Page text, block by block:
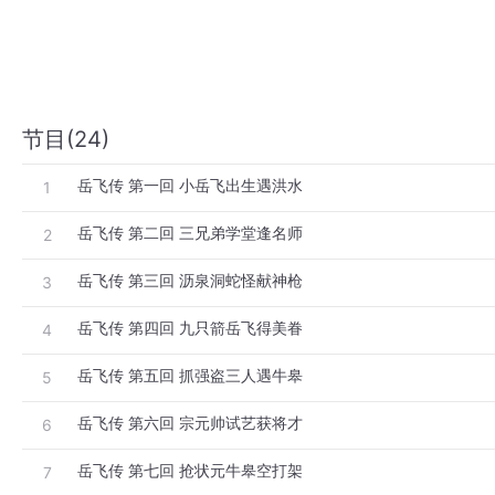
节目(24)
1 岳飞传 第一回 小岳飞出生遇洪水
2 岳飞传 第二回 三兄弟学堂逢名师
3 岳飞传 第三回 沥泉洞蛇怪献神枪
4 岳飞传 第四回 九只箭岳飞得美眷
5 岳飞传 第五回 抓强盗三人遇牛皋
6 岳飞传 第六回 宗元帅试艺获将才
7 岳飞传 第七回 抢状元牛皋空打架